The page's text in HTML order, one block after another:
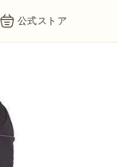
公式ストア